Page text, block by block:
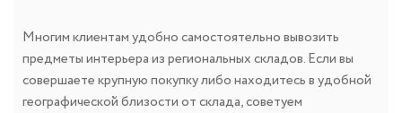
Многим клиентам удобно самостоятельно вывозить
предметы интерьера из региональных складов. Если вы
совершаете крупную покупку либо находитесь в удобной
географической близости от склада, советуем